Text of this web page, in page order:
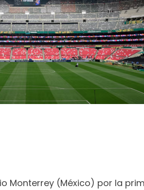
Monterrey (México) por la